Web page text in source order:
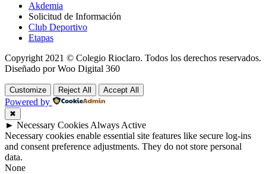
Akdemia
Solicitud de Información
Club Deportivo
Etapas
Copyright 2021 © Colegio Rioclaro. Todos los derechos reservados.
Diseñado por Woo Digital 360
Customize Reject All Accept All
Powered by
✖
► Necessary CookiesAlways Active
Necessary cookies enable essential site features like secure log-ins
and consent preference adjustments. They do not store personal
data.
None